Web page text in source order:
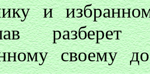
и
разберет
своему